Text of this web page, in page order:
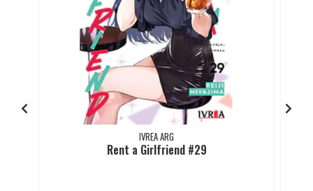
IVREA ARG
Rent a Girlfriend #29